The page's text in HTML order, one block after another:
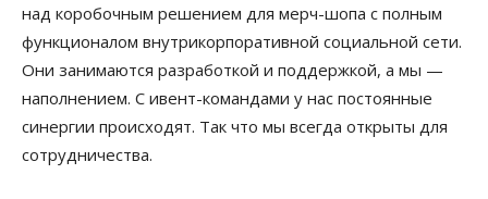
над коробочным решением для мерч-шопа с полным
функционалом внутрикорпоративной социальной сети.
Они занимаются разработкой и поддержкой, а мы —
наполнением. С ивент-командами у нас постоянные
синергии происходят. Так что мы всегда открыты для
сотрудничества.